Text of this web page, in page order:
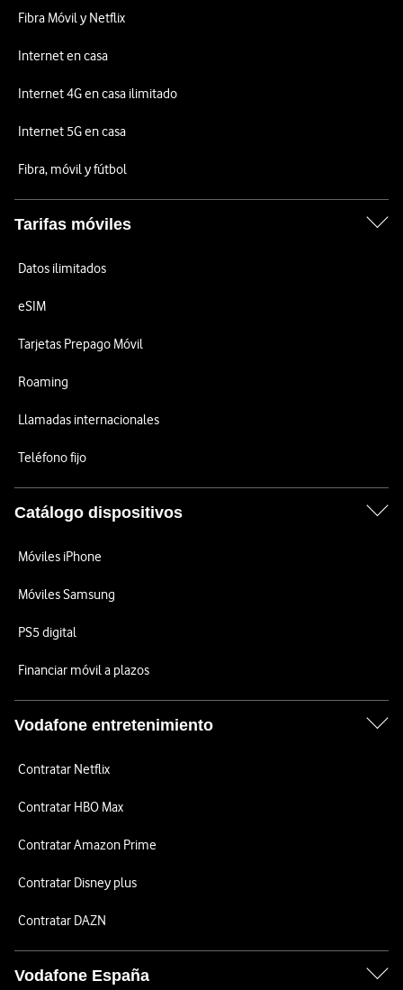
Fibra Móvil y Netflix
Internet en casa
Internet 4G en casa ilimitado
Internet 5G en casa
Fibra, móvil y fútbol
Tarifas móviles
Datos ilimitados
eSIM
Tarjetas Prepago Móvil
Roaming
Llamadas internacionales
Teléfono fijo
Catálogo dispositivos
Móviles iPhone
Móviles Samsung
PS5 digital
Financiar móvil a plazos
Vodafone entretenimiento
Contratar Netflix
Contratar HBO Max
Contratar Amazon Prime
Contratar Disney plus
Contratar DAZN
Vodafone España